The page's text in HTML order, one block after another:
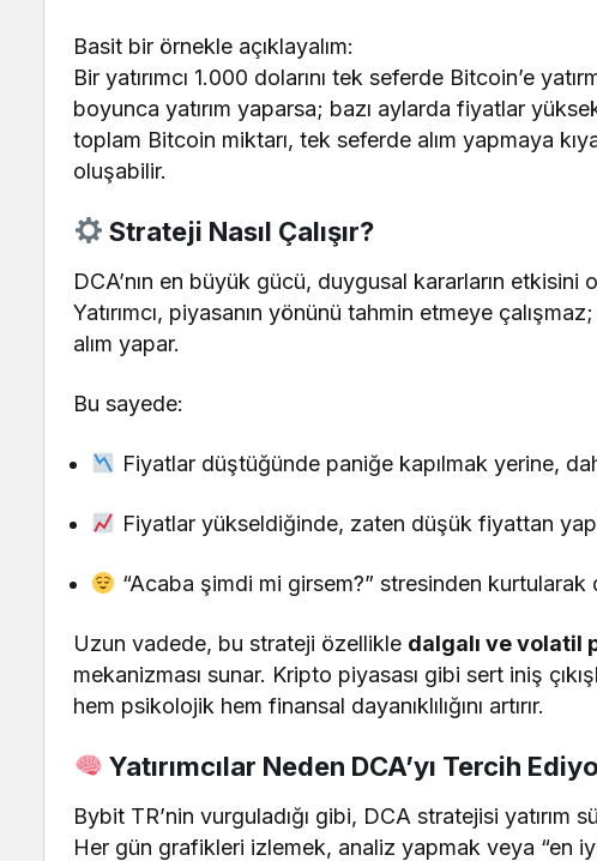
Basit bir örnekle açıklayalım:
Bir yatırımcı 1.000 dolarını tek seferde Bitcoin’e
boyunca yatırım yaparsa; bazı aylarda fiyatlar
toplam Bitcoin miktarı, tek seferde alım yapmaya
oluşabilir.
Strateji Nasıl Çalışır?
DCA’nın en büyük gücü, duygusal kararların etkisini
Yatırımcı, piyasanın yönünü tahmin etmeye
alım yapar.
Bu sayede:
Fiyatlar düştüğünde paniğe kapılmak yerine,
Fiyatlar yükseldiğinde, zaten düşük fiyattan
“Acaba şimdi mi girsem?” stresinden kurtularak
Uzun vadede, bu strateji özellikle dalgalı ve volatil
mekanizması sunar. Kripto piyasası gibi sert iniş
hem psikolojik hem finansal dayanıklılığını artırır.
Yatırımcılar Neden DCA’yı Tercih
Bybit TR’nin vurguladığı gibi, DCA stratejisi yatırım
Her gün grafikleri izlemek, analiz yapmak veya “en